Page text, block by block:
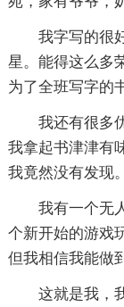
我字写的很
星。能得这么多
为了全班写字的
我还有很多
我拿起书津津有
我竟然没有发现。
我有一个无
个新开始的游戏
但我相信我能做
这就是我，